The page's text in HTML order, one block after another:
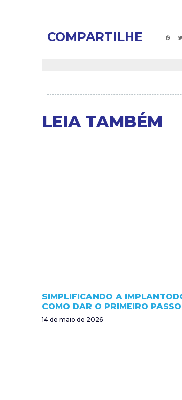
COMPARTILHE
LEIA TAMBÉM
SIMPLIFICANDO A
COMO DAR O PRIMEIRO PASSO
14 de maio de 2026